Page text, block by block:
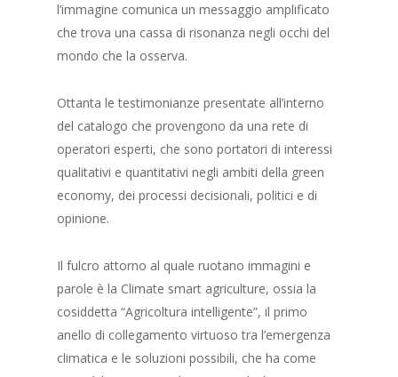
l’immagine comunica un messaggio amplificato
che trova una cassa di risonanza negli occhi del
mondo che la osserva.
Ottanta le testimonianze presentate all’interno
del catalogo che provengono da una rete di
operatori esperti, che sono portatori di interessi
qualitativi e quantitativi negli ambiti della green
economy, dei processi decisionali, politici e di
opinione.
Il fulcro attorno al quale ruotano immagini e
parole è la Climate smart agriculture, ossia la
cosiddetta “Agricoltura intelligente”, il primo
anello di collegamento virtuoso tra l’emergenza
climatica e le soluzioni possibili, che ha come